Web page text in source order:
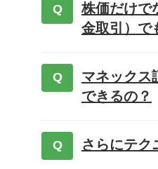
Q
株価だけで
金取引）で
Q
マネックス
できるの？
Q さらにテク